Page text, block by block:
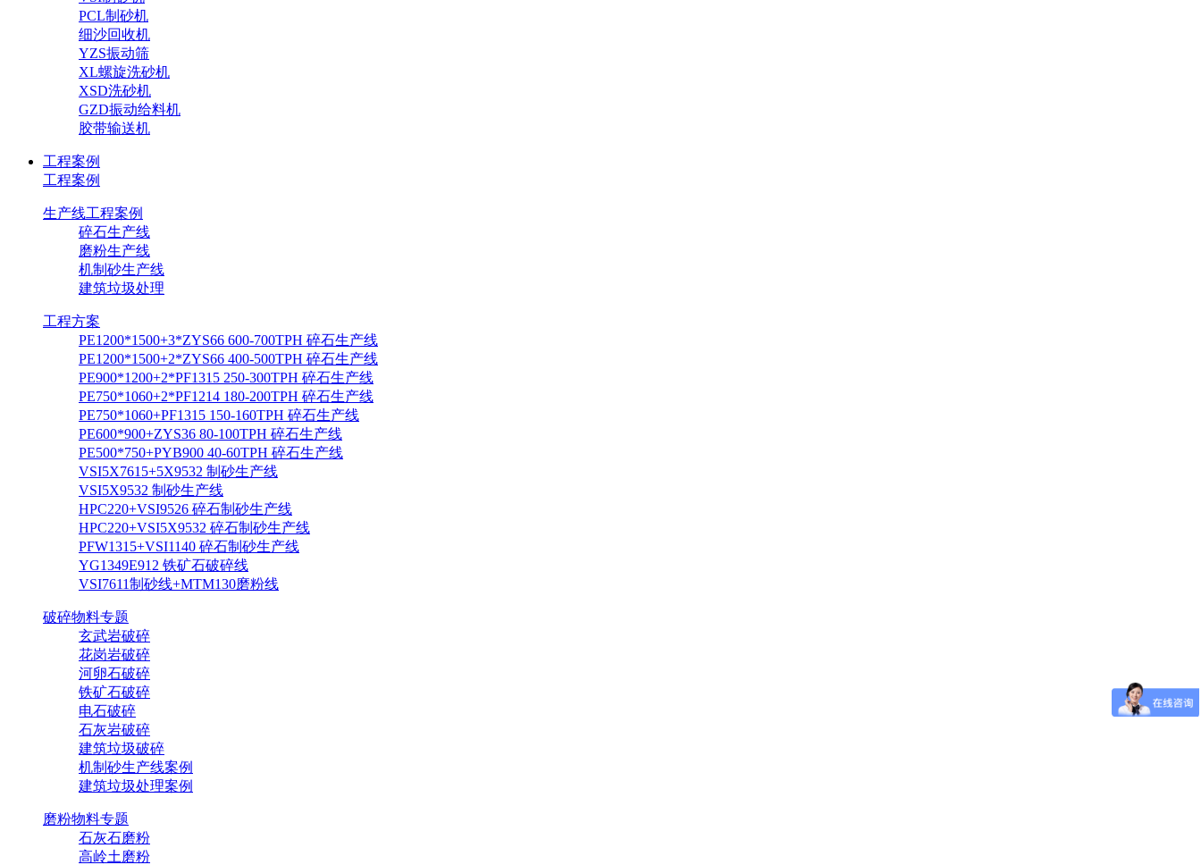
PCL制砂机
细沙回收机
YZS振动筛
XL螺旋洗砂机
XSD洗砂机
GZD振动给料机
胶带输送机
工程案例
工程案例
生产线工程案例
碎石生产线
磨粉生产线
机制砂生产线
建筑垃圾处理
工程方案
PE1200*1500+3*ZYS66 600-700TPH 碎石生产线
PE1200*1500+2*ZYS66 400-500TPH 碎石生产线
PE900*1200+2*PF1315 250-300TPH 碎石生产线
PE750*1060+2*PF1214 180-200TPH 碎石生产线
PE750*1060+PF1315 150-160TPH 碎石生产线
PE600*900+ZYS36 80-100TPH 碎石生产线
PE500*750+PYB900 40-60TPH 碎石生产线
VSI5X7615+5X9532 制砂生产线
VSI5X9532 制砂生产线
HPC220+VSI9526 碎石制砂生产线
HPC220+VSI5X9532 碎石制砂生产线
PFW1315+VSI1140 碎石制砂生产线
YG1349E912 铁矿石破碎线
VSI7611制砂线+MTM130磨粉线
破碎物料专题
玄武岩破碎
花岗岩破碎
河卵石破碎
铁矿石破碎
电石破碎
石灰岩破碎
建筑垃圾破碎
机制砂生产线案例
建筑垃圾处理案例
磨粉物料专题
石灰石磨粉
高岭土磨粉